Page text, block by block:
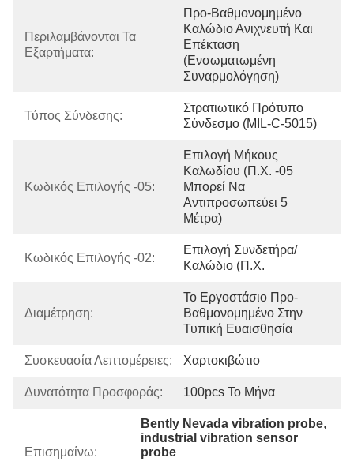
Περιλαμβάνονται Τα
Εξαρτήματα:
Προ-Βαθμονομημένο
Καλώδιο Ανιχνευτή Και
Επέκταση
(ενσωματωμένη
Συναρμολόγηση)
Τύπος Σύνδεσης:
Στρατιωτικό Πρότυπο
Σύνδεσμο (MIL-C-5015)
Κωδικός Επιλογής -05:
Επιλογή Μήκους
Καλωδίου (π.χ. -05
Μπορεί Να
Αντιπροσωπεύει 5
Μέτρα)
Κωδικός Επιλογής -02:
Επιλογή Συνδετήρα/
Καλώδιο (π.χ.
Διαμέτρηση:
Το Εργοστάσιο Προ-
Βαθμονομημένο Στην
Τυπική Ευαισθησία
Συσκευασία Λεπτομέρειες: Χαρτοκιβώτιο
Δυνατότητα Προσφοράς: 100pcs Το Μήνα
Επισημαίνω:
Bently Nevada vibration probe
industrial vibration sensor
probe